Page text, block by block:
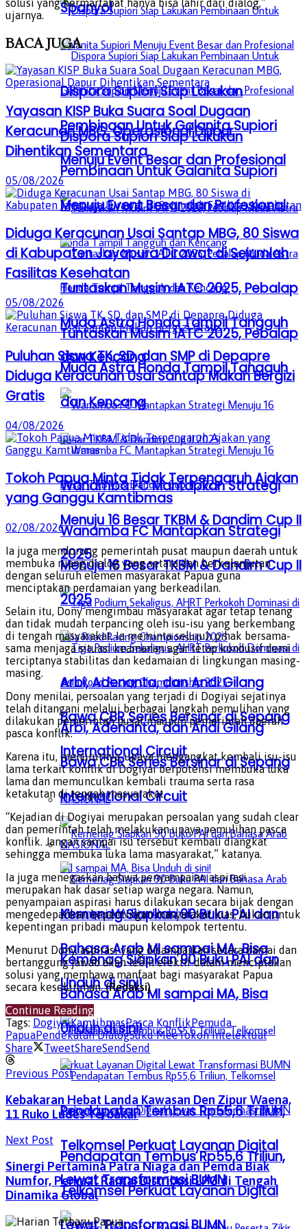
Dispora Supiori Siap Lakukan
Pembinaan Untuk Galanita Supiori
Menuju Event Besar dan Profesional
Tuntaskan Musim IATC 2025, Pebalap
Muda Astra Honda Tampil Tangguh
dan Kencang
Wanamba FC Mantapkan Strategi
Menuju 16 Besar TKBM & Dandim Cup II
2025
Arbi, Adenanta, dan Andi Gilang
Bawa CBR Series Bersinar di Sepang
International Circuit
NASIONAL
Kemenag Siapkan 90 Buku PAI dan
Bahasa Arab MI sampai MA, Bisa
Unduh di sini!
Pendapatan Tembus Rp55,6 Triliun,
Telkomsel Perkuat Layanan Digital
Lewat Transformasi BUMN
Spanyol
Dispora Supiori Siap Lakukan
Pembinaan Untuk Galanita Supiori
Menuju Event Besar dan Profesional
Tuntaskan Musim IATC 2025, Pebalap
Muda Astra Honda Tampil Tangguh
dan Kencang
Wanamba FC Mantapkan Strategi
Menuju 16 Besar TKBM & Dandim Cup II
2025
Arbi, Adenanta, dan Andi Gilang
Bawa CBR Series Bersinar di Sepang
International Circuit
NASIONAL
Kemenag Siapkan 90 Buku PAI dan
Bahasa Arab MI sampai MA, Bisa
Unduh di sini!
Pendapatan Tembus Rp55,6 Triliun,
Telkomsel Perkuat Layanan Digital
Lewat Transformasi BUMN
solusi yang bermartabat hanya bisa lahir dari dialog,”
ujarnya.
BACAJUGA
Yayasan KISP Buka Suara Soal Dugaan
Keracunan MBG, Operasional Dapur
Dihentikan Sementara
05/08/2026
Diduga Keracunan Usai Santap MBG, 80 Siswa
di Kabupaten Jayapura Dirawat di Sejumlah
Fasilitas Kesehatan
05/08/2026
Puluhan Siswa TK, SD, dan SMP di Depapre
Diduga Keracunan Usai Santap Makan Bergizi
Gratis
04/08/2026
Tokoh Papua Minta Tidak Terpengaruh Ajakan
yang Ganggu Kamtibmas
02/08/2026
Ia juga mendorong pemerintah pusat maupun daerah untuk
membuka ruang dialog yang setara dan berkelanjutan
dengan seluruh elemen masyarakat Papua guna
menciptakan perdamaian yang berkeadilan.
Selain itu, Dony mengimbau masyarakat agar tetap tenang
dan tidak mudah terpancing oleh isu-isu yang berkembang
di tengah masyarakat. Ia meminta seluruh pihak bersama-
sama menjaga situasi keamanan agar tetap kondusif demi
terciptanya stabilitas dan kedamaian di lingkungan masing-
masing.
Dony menilai, persoalan yang terjadi di Dogiyai sejatinya
telah ditangani melalui berbagai langkah pemulihan yang
dilakukan pemerintah pusat maupun pemerintah daerah
pasca konflik.
Karena itu, menurutnya, upaya mengangkat kembali isu-isu
lama terkait konflik di Dogiyai berpotensi membuka luka
lama dan memunculkan kembali trauma serta rasa
ketakutan di tengah masyarakat.
“Kejadian di Dogiyai merupakan persoalan yang sudah clear
dan pemerintah telah melakukan upaya pemulihan pasca
konflik. Jangan sampai isu tersebut kembali diangkat
sehingga membuka luka lama masyarakat,” katanya.
Ia juga menegaskan bahwa penyampaian aspirasi
merupakan hak dasar setiap warga negara. Namun,
penyampaian aspirasi harus dilakukan secara bijak dengan
mengedepankan kepentingan masyarakat luas, bukan untuk
kepentingan pribadi maupun kelompok tertentu.
Menurut Dony, aspirasi yang disampaikan secara damai dan
bertanggung jawab akan lebih efektif dalam menciptakan
solusi yang membawa manfaat bagi masyarakat Papua
secara keseluruhan.(Redaksi)
Continue Reading
Tags: DogiyaiKamtibmasPasca KonflikPemuda
PapuaPendekatan DialogSuku MeeTokoh Intelektual
Share
TweetShareSendSend
Previous Post
Kebakaran Hebat Landa Kawasan Den Zipur Waena,
11 Ruko Ludes Terbakar
Next Post
Sinergi Pertamina Patra Niaga dan Pemda Biak
Numfor, Perkuat Rantai Distribusi LPG di Tengah
Dinamika Global